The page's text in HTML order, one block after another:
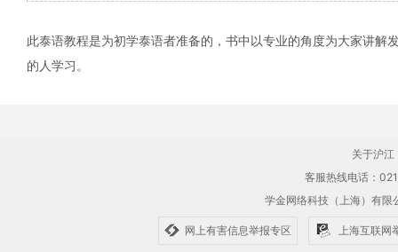
此泰语教程是为初学泰语者准备的，书中以专业的角度为大家讲解
的人学习。
关于沪江
客服热线电话：
学金网络科技（上海）有
网上有害信息举报专区 上海互联网